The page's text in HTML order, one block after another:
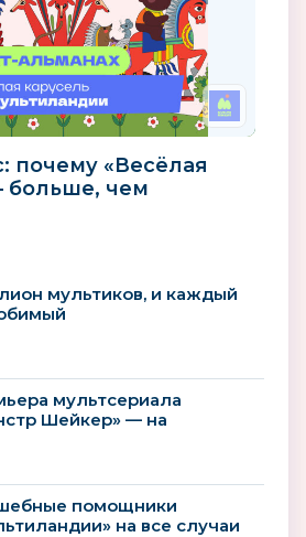
почему «Весёлая
больше, чем
мультиков, и каждый
мультсериала
Шейкер» — на
помощники
на все случаи